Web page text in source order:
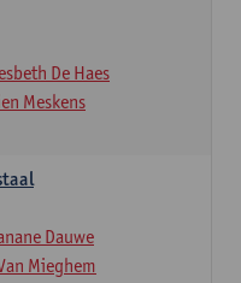
De Haes
Meskens
Dauwe
Mieghem